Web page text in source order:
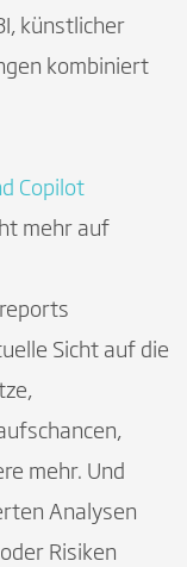
künstlicher
kombiniert
Copilot
mehr auf
Sicht auf die
mehr. Und
Analysen
Risiken